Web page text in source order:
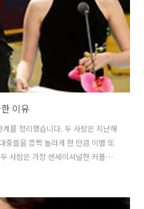
울 것이라고 합니다. '..
이유
를 정리했습니다. 두 사람은 지난해
중들을 깜짝 놀라게 한 만큼 이별 또
사람은 가장 센세이셔널한 커플이
들이 서로 사귀는 것이야 개인의 자